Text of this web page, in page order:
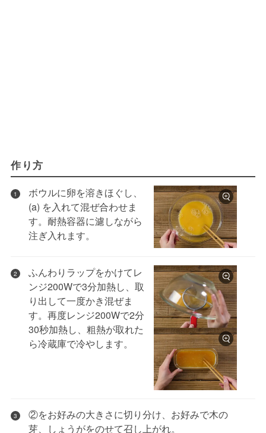
作り方
1
ボウルに卵を溶きほぐし、
(a) を入れて混ぜ合わせま
す。耐熱容器に濾しながら
注ぎ入れます。
2
ふんわりラップをかけてレ
ンジ200Wで3分加熱し、取
り出して一度かき混ぜま
す。再度レンジ200Wで2分
30秒加熱し、粗熱が取れた
ら冷蔵庫で冷やします。
3
②をお好みの大きさに切り分け、お好みで木の
芽、しょうがをのせて召し上がれ。